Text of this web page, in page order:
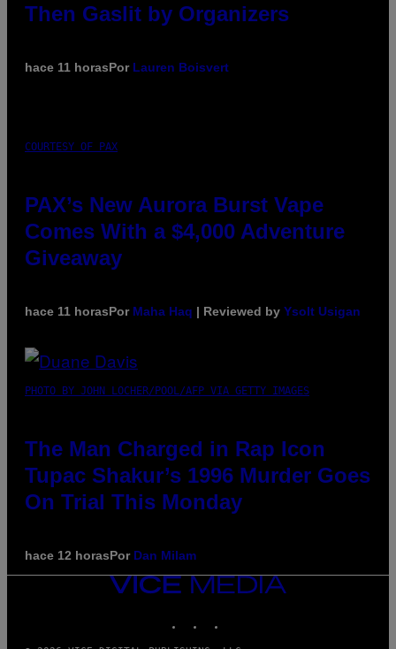
Then Gaslit by Organizers
hace 11 horasPor Lauren Boisvert
COURTESY OF PAX
PAX’s New Aurora Burst Vape
Comes With a $4,000 Adventure
Giveaway
hace 11 horasPor Maha Haq | Reviewed by Ysolt Usigan
PHOTO BY JOHN LOCHER/POOL/AFP VIA GETTY IMAGES
The Man Charged in Rap Icon
Tupac Shakur’s 1996 Murder Goes
On Trial This Monday
hace 12 horasPor Dan Milam
VICE
MEDIA